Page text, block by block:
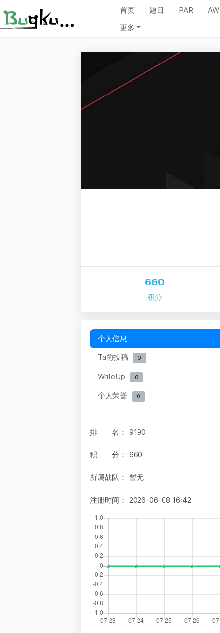
首页 题目 PAR
更多
660
积分
个人信息
Ta的投稿
0
WriteUp 0
个人荣誉 0
排 名： 9190
积 分： 660
所属战队： 暂无
注册时间： 2026-06-08 16:42